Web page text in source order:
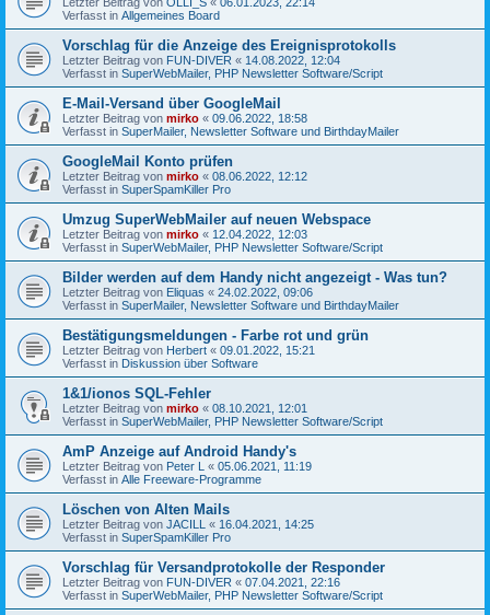
Verfasst in Allgemeines Board
Vorschlag für die Anzeige des Ereignisprotokolls
Letzter Beitrag von FUN-DIVER « 14.08.2022, 12:04
Verfasst in SuperWebMailer, PHP Newsletter Software/Script
E-Mail-Versand über GoogleMail
Letzter Beitrag von mirko « 09.06.2022, 18:58
Verfasst in SuperMailer, Newsletter Software und BirthdayMailer
GoogleMail Konto prüfen
Letzter Beitrag von mirko « 08.06.2022, 12:12
Verfasst in SuperSpamKiller Pro
Umzug SuperWebMailer auf neuen Webspace
Letzter Beitrag von mirko « 12.04.2022, 12:03
Verfasst in SuperWebMailer, PHP Newsletter Software/Script
Bilder werden auf dem Handy nicht angezeigt - Was tun?
Letzter Beitrag von Eliquas « 24.02.2022, 09:06
Verfasst in SuperMailer, Newsletter Software und BirthdayMailer
Bestätigungsmeldungen - Farbe rot und grün
Letzter Beitrag von Herbert « 09.01.2022, 15:21
Verfasst in Diskussion über Software
1&1/ionos SQL-Fehler
Letzter Beitrag von mirko « 08.10.2021, 12:01
Verfasst in SuperWebMailer, PHP Newsletter Software/Script
AmP Anzeige auf Android Handy's
Letzter Beitrag von Peter L « 05.06.2021, 11:19
Verfasst in Alle Freeware-Programme
Löschen von Alten Mails
Letzter Beitrag von JACILL « 16.04.2021, 14:25
Verfasst in SuperSpamKiller Pro
Vorschlag für Versandprotokolle der Responder
Letzter Beitrag von FUN-DIVER « 07.04.2021, 22:16
Verfasst in SuperWebMailer, PHP Newsletter Software/Script